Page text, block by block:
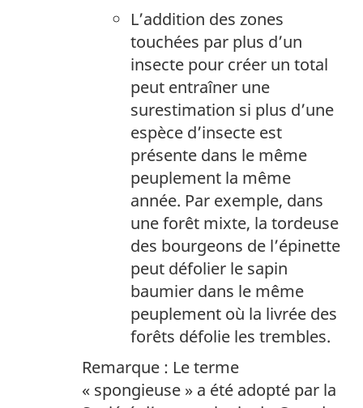
L’addition des zones
touchées par plus d’un
insecte pour créer un total
peut entraîner une
surestimation si plus d’une
espèce d’insecte est
présente dans le même
peuplement la même
année. Par exemple, dans
une forêt mixte, la tordeuse
des bourgeons de l’épinette
peut défolier le sapin
baumier dans le même
peuplement où la livrée des
forêts défolie les trembles.
Remarque : Le terme
« spongieuse » a été adopté par la